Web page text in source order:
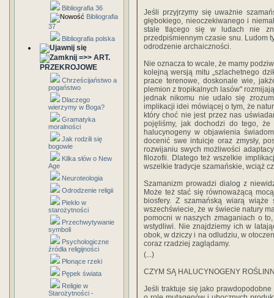
Bibliografia 36
Bibliografia
37
Bibliografia polska
=>> ART.
PRZEKROJOWE
Chrześcijaństwo a
pogaństwo
Dlaczego
wierzymy w Boga?
Gramatyka
moralności
Jak rodzili się
bogowie
Kilka słów o New
Age
Neuroteologia
Odrodzenie religii
Piekło w
starożytności
Przechwytywanie
symboli
Psychologiczne
źródła religijności
Płonące rzeki
Pępek świata
Religie w
Starożytności -
Jeśli przyjrzymy się uważnie
głębokiego, nieoczekiwanego i
stale tlącego się w ludach nie
przedpiśmiennym czasie snu. Ludom
odrodzenie archaiczności.
Nie oznacza to wcale, że mamy
kolejną wersją mitu „szlachetnego
prace terenowe, doskonale wie,
plemion z tropikalnych lasów"
jednak nikomu nie udało się
implikacji idei mówiącej o tym, że
który choć nie jest przez nas
pojęliśmy, jak dochodzi do tego, że
halucynogeny w objawienia
docenić swe intuicje oraz zmysły,
rozwijaniu swych możliwości
filozofii. Dlatego też wszelkie
wszelkie tradycje szamańskie, wciąż
Szamanizm prowadzi dialog z
Może też stać się równoważącą
biosfery. Z szamańską wiarą
wszechświecie, że w świecie natury
pomocni w naszych zmaganiach o
wstydliwi. Nie znajdziemy ich w
obok, w dziczy i na odludziu, w
coraz rzadziej zaglądamy.
(...)
CZYM SĄ HALUCYNOGENY
Jeśli traktuje się jako